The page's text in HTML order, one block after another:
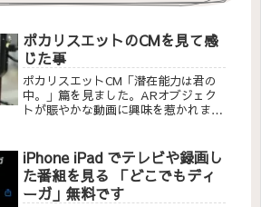
ポカリスエットのCMを見て感
じた事
ポカリスエットCM「潜在能力は君の
中。」篇を見ました。ARオブジェク
トが賑やかな動画に興味を惹かれまし
んやろなぁって思うとワクワクしま
す。
iPhone iPad でテレビや録画し
た番組を見る 「どこでもディ
ーガ」無料です